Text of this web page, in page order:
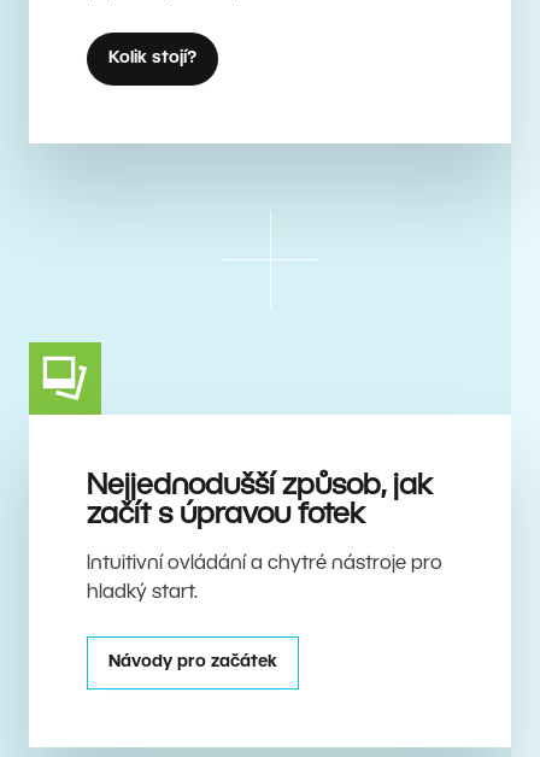
Kolik stojí?
Nejjednodušší způsob, jak
začít s úpravou fotek
Intuitivní ovládání a chytré nástroje pro
hladký start.
Návody pro začátek